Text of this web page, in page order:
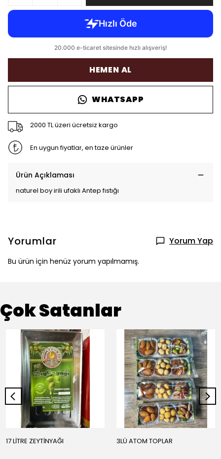
HEMEN AL
WHATSAPP
2000 TL üzeri ücretsiz kargo
En uygun fiyatlar, en taze ürünler
Ürün Açıklaması
naturel boy irili ufaklı Antep fıstığı
Yorumlar Yorum Yap
Bu ürün için henüz yorum yapılmamış.
Çok Satanlar
17 LİTRE ZEYTİNYAĞI 3LÜ ATOM TOPLAR